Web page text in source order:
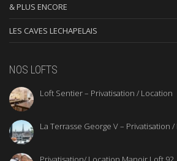
& PLUS ENCORE
LES CAVES LECHAPELAIS
NOS LOFTS
Loft Sentier – Privatisation / Location
La Terrasse George V – Privatisation